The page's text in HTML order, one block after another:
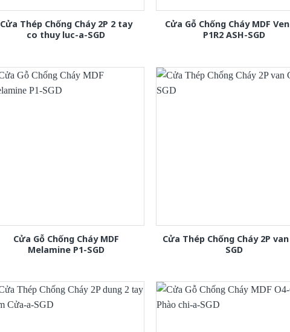
Cửa Thép Chống Cháy 2P 2 tay
co thuy luc-a-SGD
Cửa Gỗ Chống Cháy MDF
P1R2 ASH-SGD
Cửa Gỗ Chống Cháy MDF
Melamine P1-SGD
Cửa Thép Chống Cháy 2P
SGD